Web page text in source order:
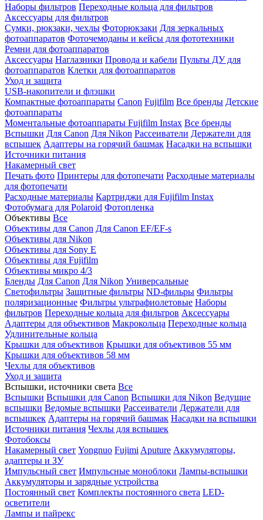
Наборы фильтров Переходные кольца для фильтров
Аксессуары для фильтров
Сумки, рюкзаки, чехлы Фоторюкзаки Для зеркальных
фотоаппаратов Фоточемоданы и кейсы для фототехники
Ремни для фотоаппаратов
Аксессуары Наглазники Провода и кабели Пульты ДУ для
фотоаппаратов Клетки для фотоаппаратов
Уход и защита
USB-накопители и флэшки
Компактные фотоаппараты Canon Fujifilm Все бренды Детские
фотоаппараты
Моментальные фотоаппараты Fujifilm Instax Все бренды
Вспышки Для Canon Для Nikon Рассеиватели Держатели для
вспышек Адаптеры на горячий башмак Насадки на вспышки
Источники питания
Накамерный свет
Печать фото Принтеры для фотопечати Расходные материалы
для фотопечати
Расходные материалы Картриджи для Fujifilm Instax
Фотобумага для Polaroid Фотопленка
Объективы Все
Объективы для Canon Для Canon EF/EF-s
Объективы для Nikon
Объективы для Sony E
Объективы для Fujifilm
Объективы микро 4/3
Бленды Для Canon Для Nikon Универсальные
Светофильтры Защитные фильтры ND-фильры Фильтры
поляризационные Фильтры ультрафиолетовые Наборы
фильтров Переходные кольца для фильтров Аксессуары
Адаптеры для объективов Макрокольца Переходные кольца
Удлинительные кольца
Крышки для объективов Крышки для объективов 55 мм
Крышки для объективов 58 мм
Чехлы для объективов
Уход и защита
Вспышки, источники света Все
Вспышки Вспышки для Canon Вспышки для Nikon Ведущие
вспышки Ведомые вспышки Рассеиватели Держатели для
вспышкек Адаптеры на горячий башмак Насадки на вспышки
Источники питания Чехлы для вспышек
Фотобоксы
Накамерный свет Yongnuo Fujimi Aputure Аккумуляторы,
адаптеры и ЗУ
Импульсный свет Импульсные моноблоки Лампы-вспышки
Аккумуляторы и зарядные устройства
Постоянный свет Комплекты постоянного света LED-
осветители
Лампы и пайрекс